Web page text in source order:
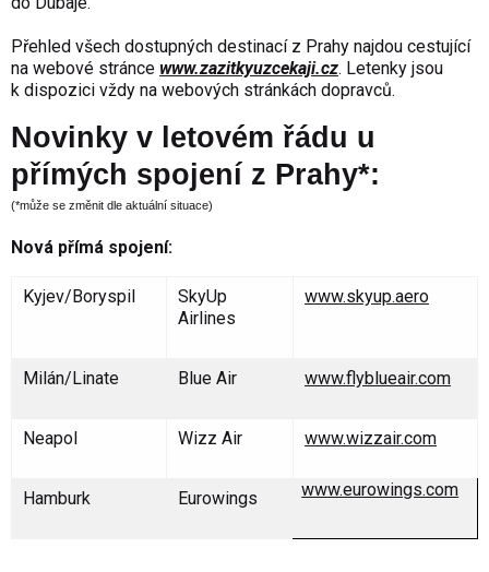
Přehled všech dostupných destinací z Prahy najdou cestující
na webové stránce www.zazitkyuzcekaji.cz. Letenky jsou
k dispozici vždy na webových stránkách dopravců.
Novinky v letovém řádu u
přímých spojení z Prahy*:
(*může se změnit dle aktuální situace)
Nová přímá spojení:
Kyjev/Boryspil
SkyUp
Airlines
www.skyup.aero
Milán/Linate Blue Air www.flyblueair.com
Neapol Wizz Air www.wizzair.com
Hamburk Eurowings www.eurowings.com